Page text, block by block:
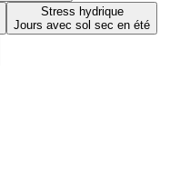
Stress hydrique
Jours avec sol sec en été